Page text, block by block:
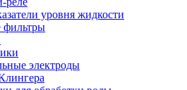
уровня жидкости
фильтры
электроды